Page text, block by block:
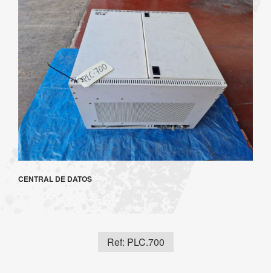
CENTRAL DE DATOS
Ref: PLC.700